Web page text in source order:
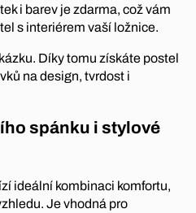
i barev je zdarma, což vám
s interiérem vaší ložnice.
Díky tomu získáte postel
na design, tvrdost i
spánku i stylové
ideální kombinaci komfortu,
Je vhodná pro